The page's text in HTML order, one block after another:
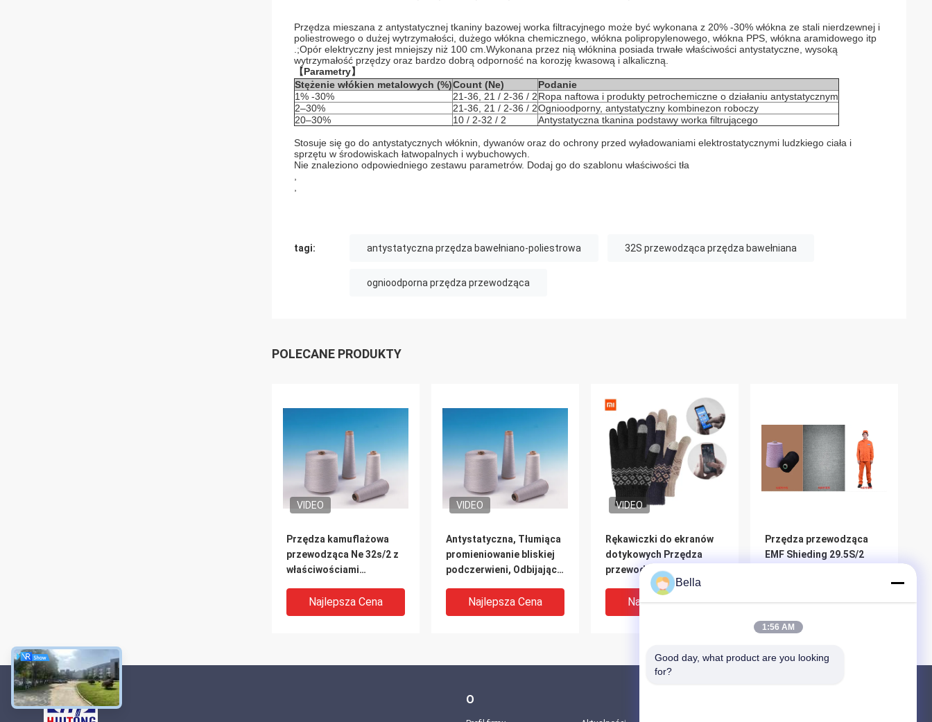
Przędza mieszana z antystatycznej tkaniny bazowej worka filtracyjnego może być wykonana z 20% -30% włókna ze stali nierdzewnej i
poliestrowego o dużej wytrzymałości, dużego włókna chemicznego, włókna polipropylenowego, włókna PPS, włókna aramidowego itp
.;Opór elektryczny jest mniejszy niż 100 cm.Wykonana przez nią włóknina posiada trwałe właściwości antystatyczne, wysoką
wytrzymałość przędzy oraz bardzo dobrą odporność na korozję kwasową i alkaliczną.
【Parametry】
Stężenie włókien metalowych (%)Count (Ne)
Podanie
1% -30%
21-36, 21 / 2-36 / 2Ropa naftowa i produkty petrochemiczne o działaniu antystatycznym
2–30%
21-36, 21 / 2-36 / 2Ognioodporny, antystatyczny kombinezon roboczy
20–30%
10 / 2-32 / 2 Antystatyczna tkanina podstawy worka filtrującego
Stosuje się go do antystatycznych włóknin, dywanów oraz do ochrony przed wyładowaniami elektrostatycznymi ludzkiego ciała i
sprzętu w środowiskach łatwopalnych i wybuchowych.
Nie znaleziono odpowiedniego zestawu parametrów. Dodaj go do szablonu właściwości tła
tagi: antystatyczna przędza bawełniano-poliestrowa 32S przewodząca przędza bawełniana
ognioodporna przędza przewodząca
POLECANE PRODUKTY
VIDEO
Przędza kamuflażowa
przewodząca Ne 32s/2 z
właściwościami
elektromagnetycznego,
antystatycznymi i
Najlepsza Cena
VIDEO
Antystatyczna, Tłumiąca
promieniowanie bliskiej
podczerwieni, Odbijająca
podczerwieni, Metalowa
przędza o niskim odbiciu
Najlepsza Cena
VIDEO
Rękawiczki do ekranów
dotykowych Przędza
przewodząca
Antystatyczna
Najlepsza Cena
Przędza przewodząca
EMF Shieding 29.5S/2
Najlepsza Cena
O
Bella
1:56 AM
Good day, what product are you looking
for?